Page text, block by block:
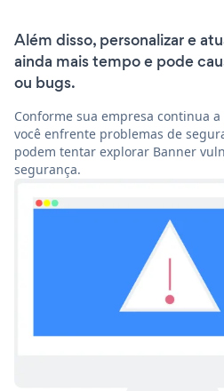
Além disso, personalizar e
ainda mais tempo e pode
ou bugs.
Conforme sua empresa continua
você enfrente problemas de
podem tentar explorar Banner
segurança.